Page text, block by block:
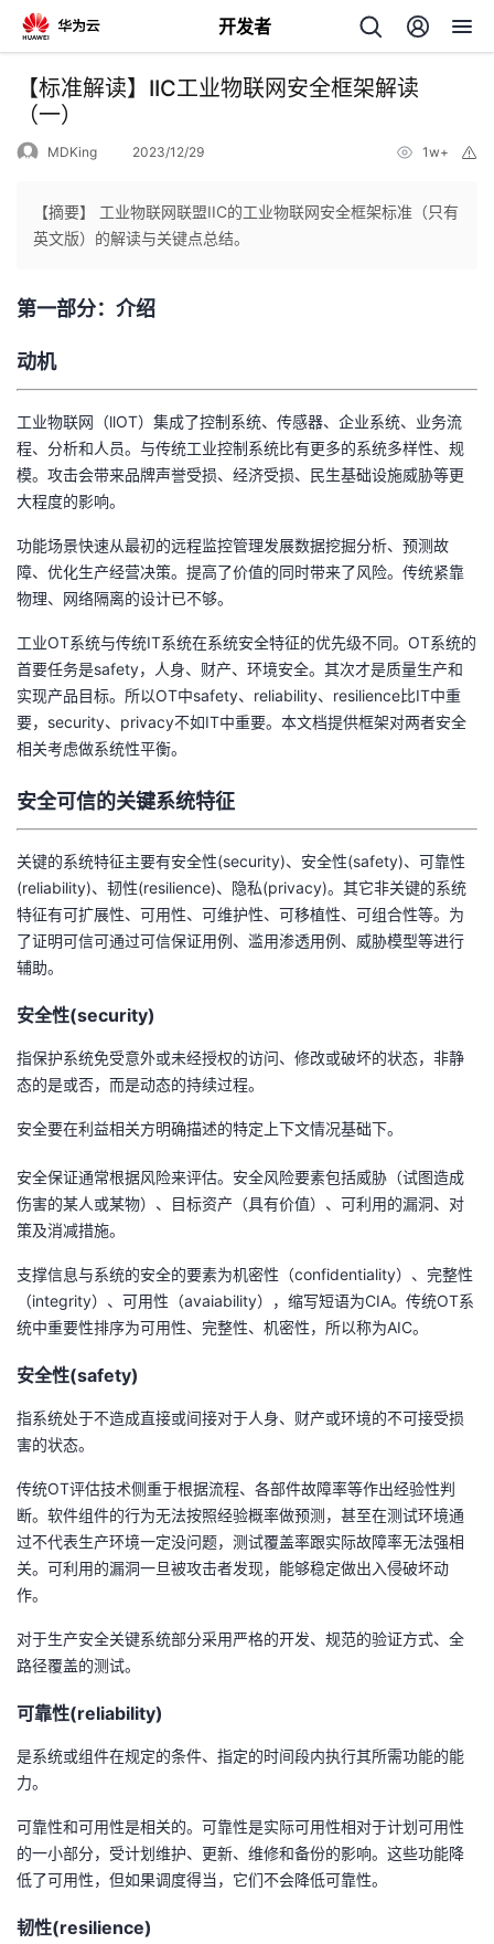
开发者
返
回
人
主
页
我
的
开
发
者
的
博
客
我
的
论
坛
我
的
圈
子
我
的
直
播
我
的
活
我
的
注
我
的
开
发
者
学
堂
我
的
程
我
认
证
的
实
验
我
的
收
我
的
Programs
我
的
支
持
我
的
技
术
支
持
我
的
云
声
建
议
【标准解读】IIC工业物联网安全框架解读
（一）
MDKing 2023/12/29 1w+
【摘要】 工业物联网联盟IIC的工业物联网安全框架标准（只有
英文版）的解读与关键点总结。
第一部分：介绍
动机
工业物联网（llOT）集成了控制系统、传感器、企业系统、业务流
程、分析和人员。与传统工业控制系统比有更多的系统多样性、规
模。攻击会带来品牌声誉受损、经济受损、民生基础设施威胁等更
大程度的影响。
功能场景快速从最初的远程监控管理发展数据挖掘分析、预测故
障、优化生产经营决策。提高了价值的同时带来了风险。传统紧靠
物理、网络隔离的设计已不够。
工业OT系统与传统IT系统在系统安全特征的优先级不同。OT系统的
首要任务是safety，人身、财产、环境安全。其次才是质量生产和
实现产品目标。所以OT中safety、reliability、resilience比IT中重
要，security、privacy不如IT中重要。本文档提供框架对两者安全
相关考虑做系统性平衡。
安全可信的关键系统特征
关键的系统特征主要有安全性(security)、安全性(safety)、可靠性
(reliability)、韧性(resilience)、隐私(privacy)。其它非关键的系统
特征有可扩展性、可用性、可维护性、可移植性、可组合性等。为
了证明可信可通过可信保证用例、滥用渗透用例、威胁模型等进行
辅助。
安全性(security)
指保护系统免受意外或未经授权的访问、修改或破坏的状态，非静
态的是或否，而是动态的持续过程。
安全要在利益相关方明确描述的特定上下文情况基础下。
安全保证通常根据风险来评估。安全风险要素包括威胁（试图造成
伤害的某人或某物）、目标资产（具有价值）、可利用的漏洞、对
策及消减措施。
支撑信息与系统的安全的要素为机密性（confidentiality）、完整性
（integrity）、可用性（avaiability），缩写短语为CIA。传统OT系
统中重要性排序为可用性、完整性、机密性，所以称为AIC。
安全性(safety)
指系统处于不造成直接或间接对于人身、财产或环境的不可接受损
害的状态。
传统OT评估技术侧重于根据流程、各部件故障率等作出经验性判
断。软件组件的行为无法按照经验概率做预测，甚至在测试环境通
过不代表生产环境一定没问题，测试覆盖率跟实际故障率无法强相
关。可利用的漏洞一旦被攻击者发现，能够稳定做出入侵破坏动
作。
对于生产安全关键系统部分采用严格的开发、规范的验证方式、全
路径覆盖的测试。
可靠性(reliability)
是系统或组件在规定的条件、指定的时间段内执行其所需功能的能
力。
可靠性和可用性是相关的。可靠性是实际可用性相对于计划可用性
的一小部分，受计划维护、更新、维修和备份的影响。这些功能降
低了可用性，但如果调度得当，它们不会降低可靠性。
韧性(resilience)